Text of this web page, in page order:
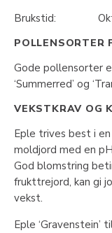
Brukstid:
POLLENSORTER
Gode pollensorter er
‘Summerred’ og
VEKSTKRAV OG
Eple trives best i
moldjord med en
God blomstring
frukttrejord, kan gi
vekst.
Eple ‘Gravenstein’